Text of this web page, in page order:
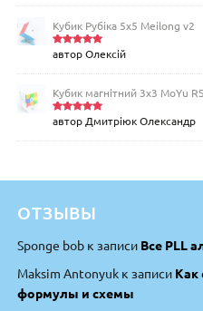
5
Кубик Рубіка 5x5 Meilong v2
Оцінено
автор Олексій
Кубик магнітний 3х3 MoYu
Оцінено
автор Дмитріюк Олександр
ОТЗЫВЫ
Sponge bob к записи Все PLL
Maksim Antonyuk к записи Как
формулы и схемы